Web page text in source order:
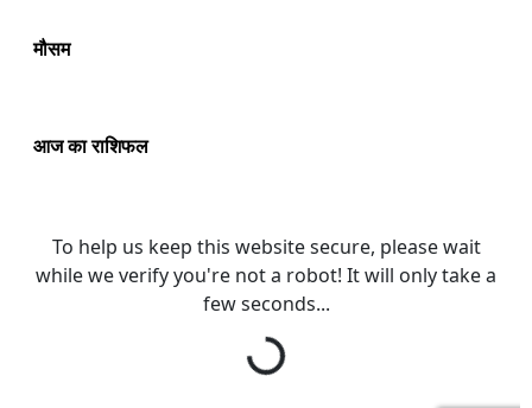
मौसम
आज का राशिफल